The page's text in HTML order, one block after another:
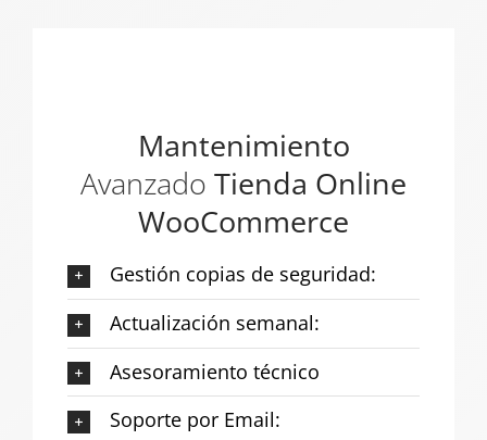
Mantenimiento
Avanzado Tienda Online
WooCommerce
Gestión copias de seguridad:
Actualización semanal:
Asesoramiento técnico
Soporte por Email: